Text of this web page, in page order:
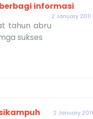
informasi
2 January 2011
tahun abru
sukses
2 January